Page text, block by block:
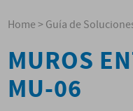
Home>Guía de
MUROS
MU-06